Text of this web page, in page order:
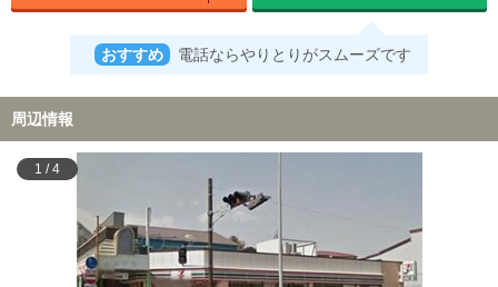
おすすめ 電話ならやりとりがスムーズです
周辺情報
1 /4